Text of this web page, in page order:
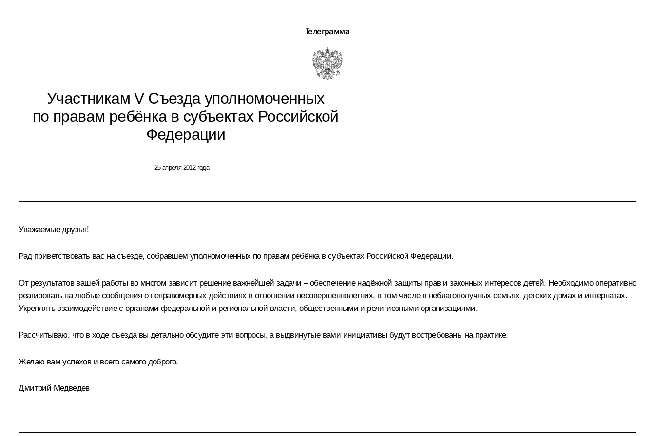
Телеграмма
Участникам V Съезда уполномоченных
по правам ребёнка в субъектах Российской
Федерации
25 апреля 2012 года
Уважаемые друзья!
Рад приветствовать вас на съезде, собравшем уполномоченных по правам ребёнка в субъектах Российской Федерации.
От результатов вашей работы во многом зависит решение важнейшей задачи – обеспечение надёжной защиты прав и законных интересов детей. Необходимо оперативно
реагировать на любые сообщения о неправомерных действиях в отношении несовершеннолетних, в том числе в неблагополучных семьях, детских домах и интернатах.
Укреплять взаимодействие с органами федеральной и региональной власти, общественными и религиозными организациями.
Рассчитываю, что в ходе съезда вы детально обсудите эти вопросы, а выдвинутые вами инициативы будут востребованы на практике.
Желаю вам успехов и всего самого доброго.
Дмитрий Медведев